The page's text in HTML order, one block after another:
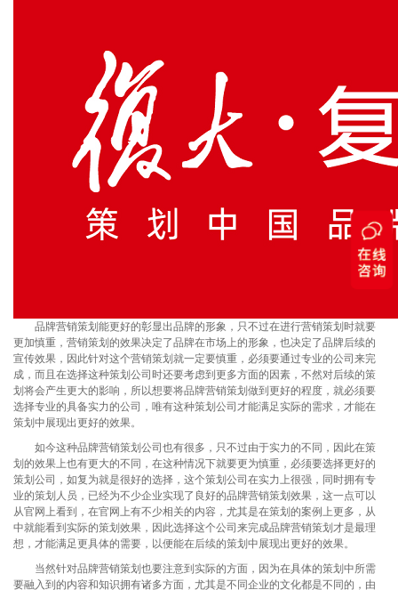
品牌营销策划能更好的彰显出品牌的形象，只不过在进行营销策划时就要
更加慎重，营销策划的效果决定了品牌在市场上的形象，也决定了品牌后续的
宣传效果，因此针对这个营销策划就一定要慎重，必须要通过专业的公司来完
成，而且在选择这种策划公司时还要考虑到更多方面的因素，不然对后续的策
划将会产生更大的影响，所以想要将品牌营销策划做到更好的程度，就必须要
选择专业的具备实力的公司，唯有这种策划公司才能满足实际的需求，才能在
策划中展现出更好的效果。
如今这种品牌营销策划公司也有很多，只不过由于实力的不同，因此在策
划的效果上也有更大的不同，在这种情况下就要更为慎重，必须要选择更好的
策划公司，如复为就是很好的选择，这个策划公司在实力上很强，同时拥有专
业的策划人员，已经为不少企业实现了良好的品牌营销策划效果，这一点可以
从官网上看到，在官网上有不少相关的内容，尤其是在策划的案例上更多，从
中就能看到实际的策划效果，因此选择这个公司来完成品牌营销策划才是最理
想，才能满足更具体的需要，以便能在后续的策划中展现出更好的效果。
当然针对品牌营销策划也要注意到实际的方面，因为在具体的策划中所需
要融入到的内容和知识拥有诸多方面，尤其是不同企业的文化都是不同的，由